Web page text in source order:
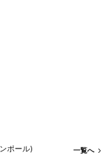
ポール) 一覧へ